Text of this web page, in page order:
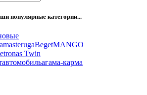
популярные категории...
BegetMANGO
Twin
автомобильагама-карма